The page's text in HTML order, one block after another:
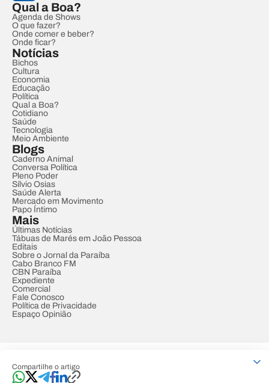
Compartilhe o artigo
Qual a Boa?
Agenda de Shows
O que fazer?
Onde comer e beber?
Onde ficar?
Notícias
Bichos
Cultura
Economia
Educação
Política
Qual a Boa?
Cotidiano
Saúde
Tecnologia
Meio Ambiente
Blogs
Caderno Animal
Conversa Política
Pleno Poder
Sílvio Osias
Saúde Alerta
Mercado em Movimento
Papo Íntimo
Mais
Últimas Notícias
Tábuas de Marés em João Pessoa
Editais
Sobre o Jornal da Paraíba
Cabo Branco FM
CBN Paraíba
Expediente
Comercial
Fale Conosco
Política de Privacidade
Espaço Opinião
Developed by Designed by